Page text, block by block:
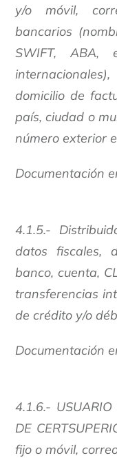
y/o móvil,
bancarios
SWIFT, ABA,
domicilio de
país, ciudad o
número exterior
Documentación
4.1.5.-
datos fiscales,
banco, cuenta,
transferencias
de crédito y/o
Documentación
4.1.6.-
DE
fijo o móvil,